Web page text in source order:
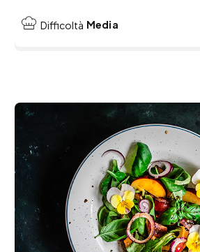
Difficoltà Media